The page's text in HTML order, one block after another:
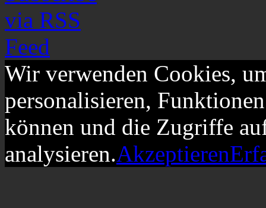
Wir verwenden Cookies,
personalisieren,
können und die Zugriffe
analysieren.Akzeptieren